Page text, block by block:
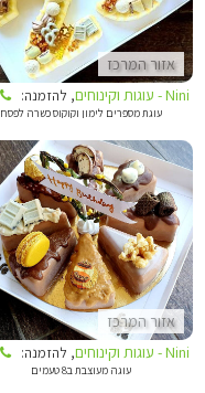
אזור המרכז
Nini - עוגות וקינוחים , להזמנה:
עוגת מספרים לימון וקוקוס כשרה לפסח
אזור המרכז
NINI - עוגות וקינוחים
Nini - עוגות וקינוחים , להזמנה:
עוגה מעוצבת ב8 טעמים